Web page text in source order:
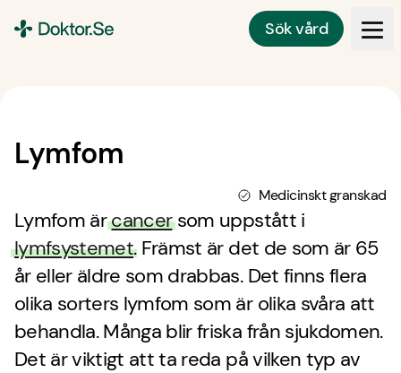
Sök vård
Lymfom
Medicinskt granskad
Lymfom ärcancersom uppstått i
lymfsystemet. Främst är det de som är 65
år eller äldre som drabbas. Det finns flera
olika sorters lymfom som är olika svåra att
behandla. Många blir friska från sjukdomen.
Det är viktigt att ta reda på vilken typ av